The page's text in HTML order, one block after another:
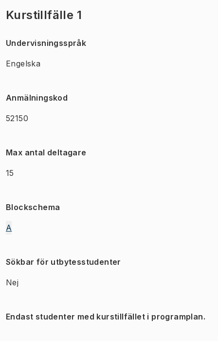
Kurstillfälle 1
Undervisningsspråk
Engelska
Anmälningskod
52150
Max antal deltagare
15
Blockschema
A
Sökbar för utbytesstudenter
Nej
Endast studenter med kurstillfället i programplan.